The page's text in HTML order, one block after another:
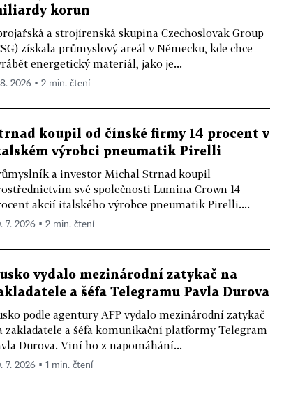
korun
a strojírenská skupina Czechoslovak Group
získala průmyslový areál v Německu, kde chce
energetický materiál, jako je...
2026 ▪ 2 min. čtení
koupil od čínské firmy 14 procent v
výrobci pneumatik Pirelli
a investor Michal Strnad koupil
své společnosti Lumina Crown 14
akcií italského výrobce pneumatik Pirelli....
7. 2026 ▪ 2 min. čtení
vydalo mezinárodní zatykač na
a šéfa Telegramu Pavla Durova
podle agentury AFP vydalo mezinárodní zatykač
zakladatele a šéfa komunikační platformy Telegram
Durova. Viní ho z napomáhání...
7. 2026 ▪ 1 min. čtení